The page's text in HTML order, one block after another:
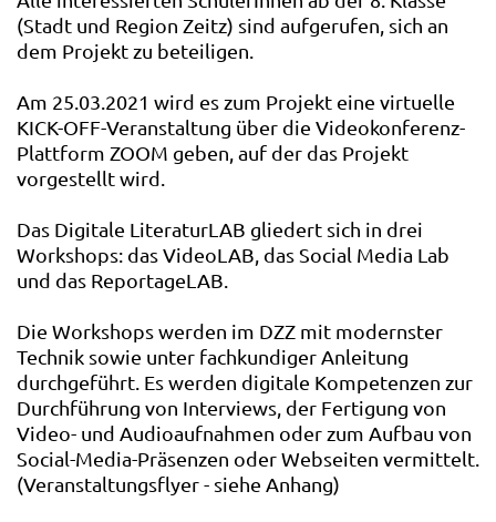
(Stadt und Region Zeitz) sind aufgerufen, sich an
dem Projekt zu beteiligen.
Am 25.03.2021 wird es zum Projekt eine virtuelle
KICK-OFF-Veranstaltung über die Videokonferenz-
Plattform ZOOM geben, auf der das Projekt
vorgestellt wird.
Das Digitale LiteraturLAB gliedert sich in drei
Workshops: das VideoLAB, das Social Media Lab
und das ReportageLAB.
Die Workshops werden im DZZ mit modernster
Technik sowie unter fachkundiger Anleitung
durchgeführt. Es werden digitale Kompetenzen zur
Durchführung von Interviews, der Fertigung von
Video- und Audioaufnahmen oder zum Aufbau von
Social-Media-Präsenzen oder Webseiten vermittelt.
(Veranstaltungsflyer - siehe Anhang)